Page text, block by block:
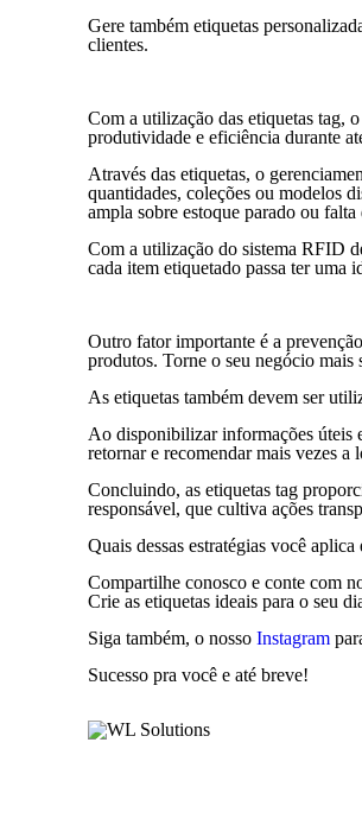
Gere também etiquetas
clientes.
Com a utilização das etiquetas tag,
produtividade e eficiência durante
Através das etiquetas, o
quantidades, coleções ou modelos
ampla sobre estoque parado ou
Com a utilização do sistema RFID
cada item etiquetado passa ter uma
Outro fator importante é a
produtos. Torne o seu negócio mais
As etiquetas também devem ser
Ao disponibilizar informações úteis
retornar e recomendar mais vezes a
Concluindo, as etiquetas tag
responsável, que cultiva ações
Quais dessas estratégias você aplica
Compartilhe conosco e conte com
Crie as etiquetas ideais para o seu
Siga também, o nossoInstagram
Sucesso pra você e até breve!